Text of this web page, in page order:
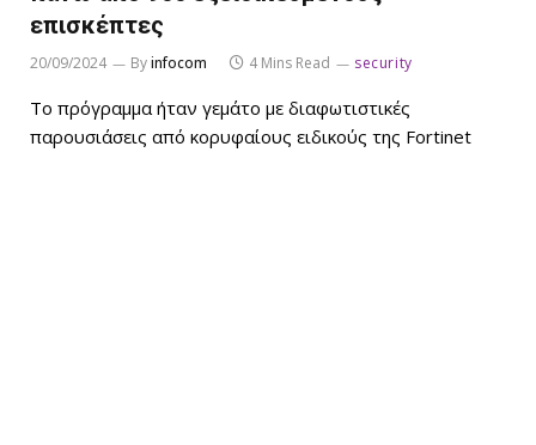
επισκέπτες
20/09/2024 Byinfocom 4 Mins Read security
Το πρόγραμμα ήταν γεμάτο με διαφωτιστικές
παρουσιάσεις από κορυφαίους ειδικούς της Fortinet